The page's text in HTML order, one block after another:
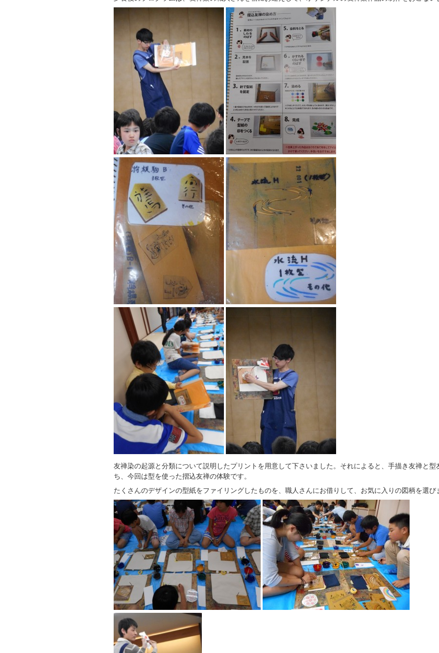
友禅染の起源と分類について説明したプリントを用意して下さいました。それによると、手描き友禅と
ち、今回は型を使った摺込友禅の体験です。
たくさんのデザインの型紙をファイリングしたものを、職人さんにお借りして、お気に入りの図柄を選び